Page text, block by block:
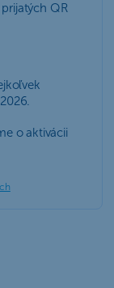
QR
o aktivácii